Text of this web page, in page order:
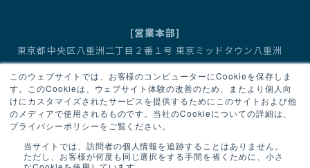
このウェブサイトでは、お客様のコンピューターにCookieを保存しま
す。このCookieは、ウェブサイト体験の改善のため、またより個人向
けにカスタマイズされたサービスを提供するためにこのサイトおよび他
のメディアで使用されるものです。当社のCookieについての詳細は、
プライバシーポリシーをご覧ください。
当サイトでは、訪問者の個人情報を追跡することはありません。
ただし、お客様が何度も同じ選択をする手間を省くために、小さ
[営業本部]
東京都中央区八重洲二丁目２番１号 東京ミッドタウン八重洲
八重洲セントラルタワー
営業1部（有機金属化合物） TEL／03-6636-3667
営業2部（臭素・フッ素化合物、機能性モノマー） TEL／03-6636-3667